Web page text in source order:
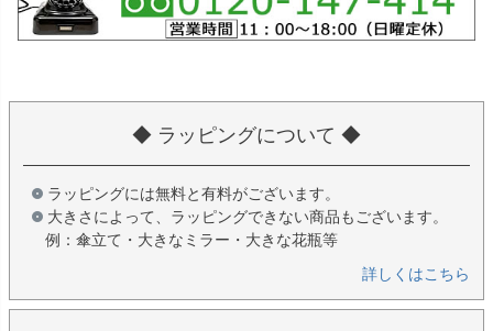
◆ ラッピングについて ◆
ラッピングには無料と有料がございます。
大きさによって、ラッピングできない商品もございます。
例：傘立て・大きなミラー・大きな花瓶等
詳しくはこちら